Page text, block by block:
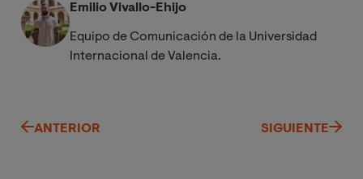
Emilio Vivallo-Ehijo
Equipo de Comunicación de la Universidad
Internacional de Valencia.
ANTERIOR SIGUIENTE